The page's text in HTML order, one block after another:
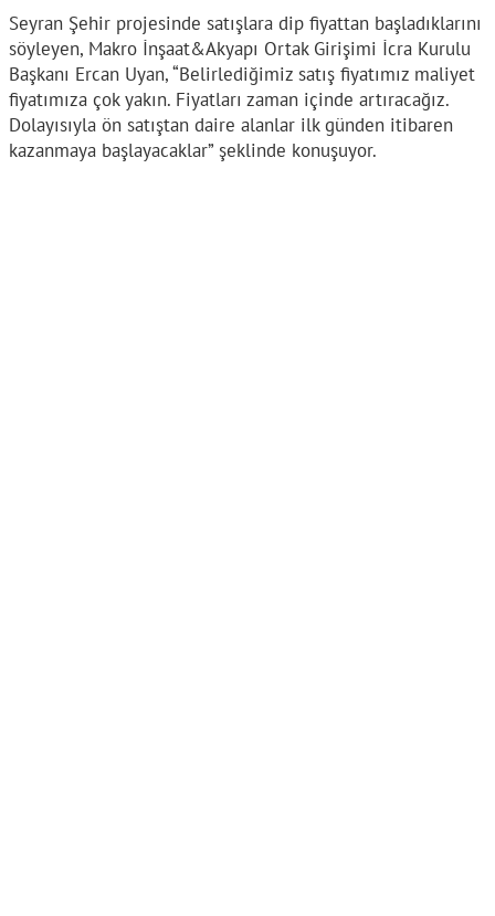
Seyran Şehir projesinde satışlara dip fiyattan başladıklarını
söyleyen, Makro İnşaat&Akyapı Ortak Girişimi İcra Kurulu
Başkanı Ercan Uyan, “Belirlediğimiz satış fiyatımız maliyet
fiyatımıza çok yakın. Fiyatları zaman içinde artıracağız.
Dolayısıyla ön satıştan daire alanlar ilk günden itibaren
kazanmaya başlayacaklar” şeklinde konuşuyor.